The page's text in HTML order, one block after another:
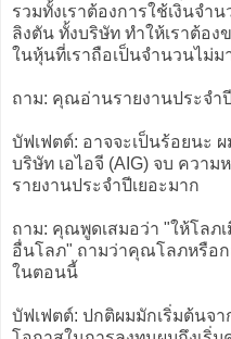
รวมทั้งเราต้องการใช้เงินจำ
ลิงตัน ทั้งบริษัท ทำให้เราต้อ
ในหุ้นที่เราถือเป็นจำนวนไม่
ถาม: คุณอ่านรายงานประจำ
บัฟเฟตต์: อาจจะเป็นร้อยนะ
บริษัท เอไอจี (AIG) จบ ควา
รายงานประจำปีเยอะมาก
ถาม: คุณพูดเสมอว่า "ให้โลภ
อื่นโลภ" ถามว่าคุณโลภหรือ
ในตอนนี้
บัฟเฟตต์: ปกติผมมักเริ่มต้นจ